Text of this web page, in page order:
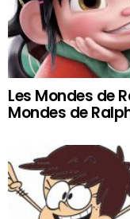
Les Mondes de
Mondes de